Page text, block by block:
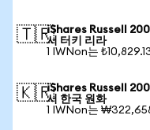
🇹🇷iShares Russell
서 터키 리라
1 IWNon는
🇰🇷iShares Russell
서 한국 원화
1 IWNon는